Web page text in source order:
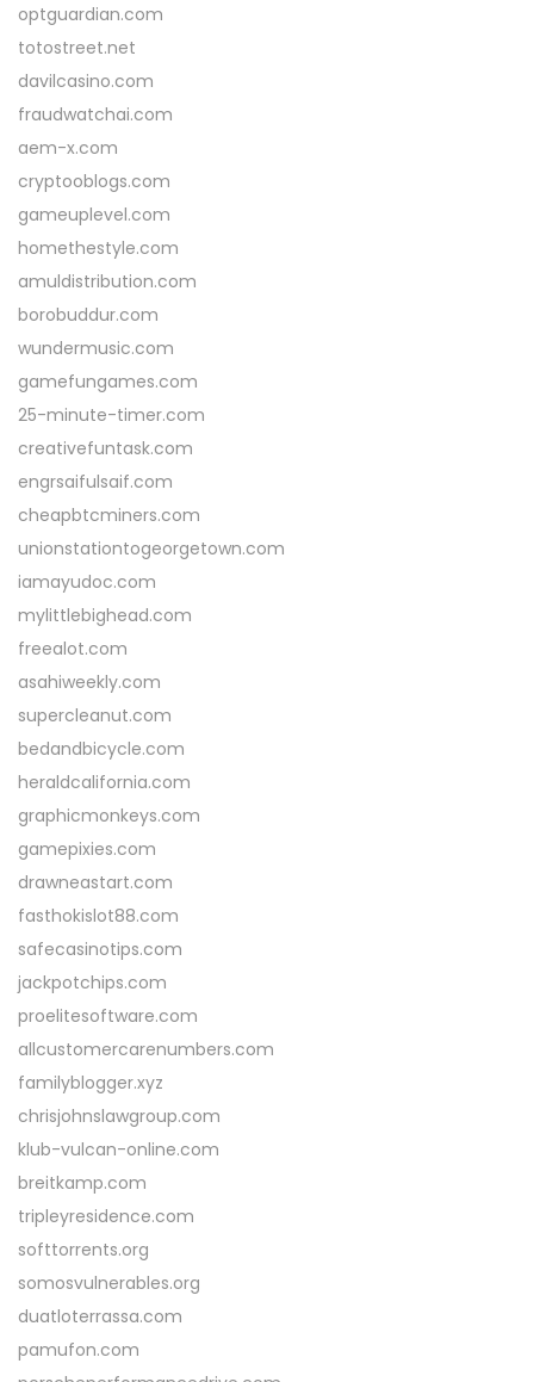
optguardian.com
totostreet.net
davilcasino.com
fraudwatchai.com
aem-x.com
cryptooblogs.com
gameuplevel.com
homethestyle.com
amuldistribution.com
borobuddur.com
wundermusic.com
gamefungames.com
25-minute-timer.com
creativefuntask.com
engrsaifulsaif.com
cheapbtcminers.com
unionstationtogeorgetown.com
iamayudoc.com
mylittlebighead.com
freealot.com
asahiweekly.com
supercleanut.com
bedandbicycle.com
heraldcalifornia.com
graphicmonkeys.com
gamepixies.com
drawneastart.com
fasthokislot88.com
safecasinotips.com
jackpotchips.com
proelitesoftware.com
allcustomercarenumbers.com
familyblogger.xyz
chrisjohnslawgroup.com
klub-vulcan-online.com
breitkamp.com
tripleyresidence.com
softtorrents.org
somosvulnerables.org
duatloterrassa.com
pamufon.com